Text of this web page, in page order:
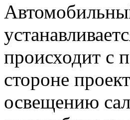
происходит с
стороне
освещению